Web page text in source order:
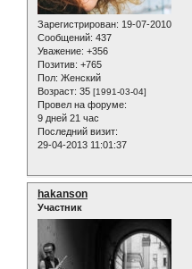
Зарегистрирован: 19-07-2010
Сообщений: 437
Уважение: +356
Позитив: +765
Пол: Женский
Возраст: 35 [1991-03-04]
Провел на форуме:
9 дней 21 час
Последний визит:
29-04-2013 11:01:37
hakanson
Участник